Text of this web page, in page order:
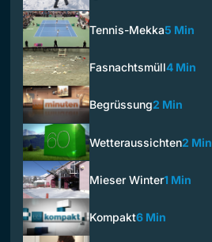
Tennis-Mekka5 Min
Fasnachtsmüll4 Min
Begrüssung2 Min
Wetteraussichten2 Min
Mieser Winter1 Min
Kompakt6 Min